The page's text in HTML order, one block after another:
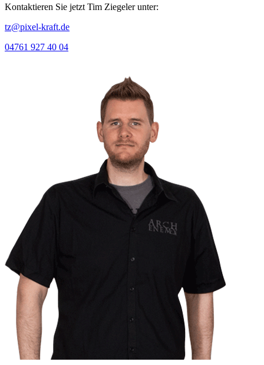
Kontaktieren Sie jetzt Tim Ziegeler unter:
tz@pixel-kraft.de
04761 927 40 04